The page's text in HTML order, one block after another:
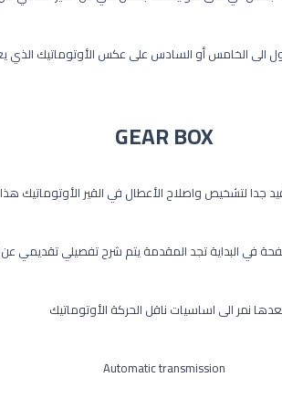
الى الخامس أو السادس على عكس الأوتوماتيك الذي
GEAR BOX
جدا لتشخيص واصلاح الأعطال في القير الأوتوماتيك
نمر الى اساسيات ناقل الحركة الأوتوماتيك
Automatic transmission